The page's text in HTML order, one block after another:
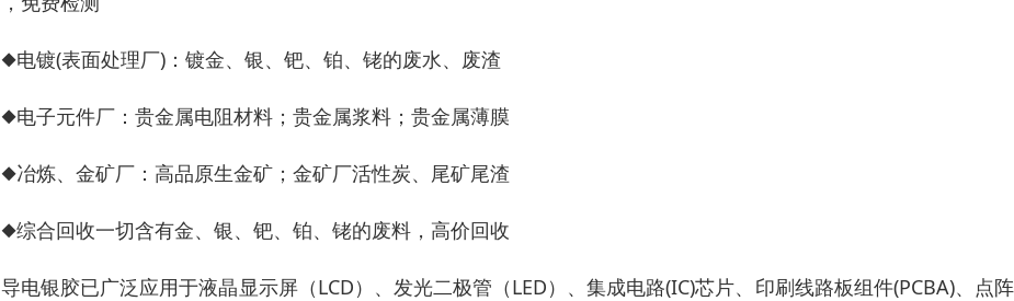
◆电镀(表面处理厂)：镀金、银、钯、铂、铑的废水、废渣
◆电子元件厂：贵金属电阻材料；贵金属浆料；贵金属薄膜
◆冶炼、金矿厂：高品原生金矿；金矿厂活性炭、尾矿尾渣
◆综合回收一切含有金、银、钯、铂、铑的废料，高价回收
导电银胶已广泛应用于液晶显示屏（LCD）、发光二极管（LED）、集成电路(IC)芯片、印刷线路板组件(PCBA)、点